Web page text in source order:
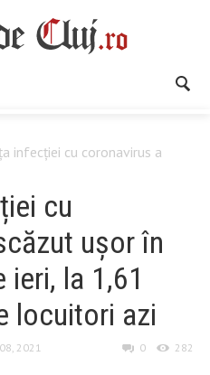
infecției cu coronavirus a
cu
ușor în
ieri, la 1,61
locuitori azi
2021 0 282